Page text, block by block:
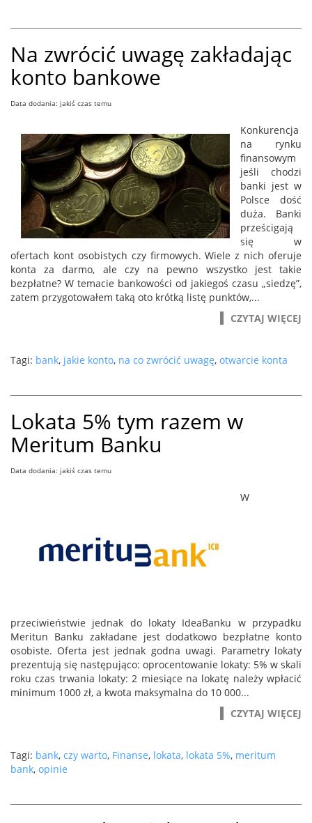
Na zwrócić uwagę zakładając
konto bankowe
Data dodania: jakiś czas temu
Konkurencja
na rynku
finansowym
jeśli chodzi
banki jest w
Polsce dość
duża. Banki
prześcigają
się w
ofertach kont osobistych czy firmowych. Wiele z nich oferuje
konta za darmo, ale czy na pewno wszystko jest takie
bezpłatne? W temacie bankowości od jakiegoś czasu „siedzę”,
zatem przygotowałem taką oto krótką listę punktów,...
CZYTAJ WIĘCEJ
Tagi: bank, jakie konto, na co zwrócić uwagę, otwarcie konta
Lokata 5% tym razem w
Meritum Banku
Data dodania: jakiś czas temu
W
przeciwieństwie jednak do lokaty IdeaBanku w przypadku
Meritun Banku zakładane jest dodatkowo bezpłatne konto
osobiste. Oferta jest jednak godna uwagi. Parametry lokaty
prezentują się następująco: oprocentowanie lokaty: 5% w skali
roku czas trwania lokaty: 2 miesiące na lokatę należy wpłacić
minimum 1000 zł, a kwota maksymalna do 10 000...
CZYTAJ WIĘCEJ
Tagi: bank, czy warto, Finanse, lokata, lokata 5%, meritum
bank, opinie